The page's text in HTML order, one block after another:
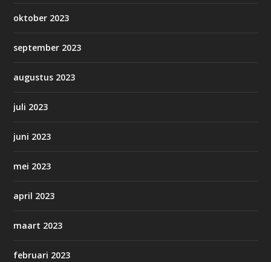
oktober 2023
september 2023
augustus 2023
juli 2023
juni 2023
mei 2023
april 2023
maart 2023
februari 2023